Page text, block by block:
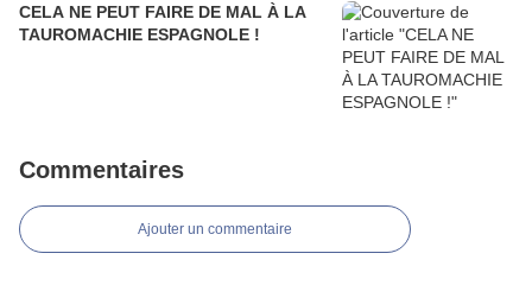
CELA NE PEUT FAIRE DE MAL À LA
TAUROMACHIE ESPAGNOLE !
Commentaires
Ajouter un commentaire